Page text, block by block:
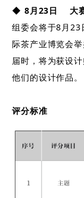
◆ 8月23日
大
组委会将于8月23
际茶产业博览会
届时，将为获设
他们的设计作品。
评分标准